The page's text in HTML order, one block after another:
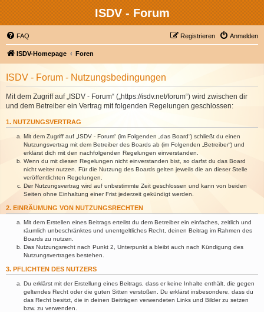
ISDV - Forum
FAQ Anmelden
Registrieren
ISDV-Homepage Foren
ISDV - Forum - Nutzungsbedingungen
Mit dem Zugriff auf „ISDV - Forum“ („https://isdv.net/forum“) wird zwischen dir
und dem Betreiber ein Vertrag mit folgenden Regelungen geschlossen:
1. NUTZUNGSVERTRAG
Mit dem Zugriff auf „ISDV - Forum“ (im Folgenden „das Board“) schließt du einen
Nutzungsvertrag mit dem Betreiber des Boards ab (im Folgenden „Betreiber“) und
erklärst dich mit den nachfolgenden Regelungen einverstanden.
Wenn du mit diesen Regelungen nicht einverstanden bist, so darfst du das Board
nicht weiter nutzen. Für die Nutzung des Boards gelten jeweils die an dieser Stelle
veröffentlichten Regelungen.
Der Nutzungsvertrag wird auf unbestimmte Zeit geschlossen und kann von beiden
Seiten ohne Einhaltung einer Frist jederzeit gekündigt werden.
2. EINRÄUMUNG VON NUTZUNGSRECHTEN
Mit dem Erstellen eines Beitrags erteilst du dem Betreiber ein einfaches, zeitlich und
räumlich unbeschränktes und unentgeltliches Recht, deinen Beitrag im Rahmen des
Boards zu nutzen.
Das Nutzungsrecht nach Punkt 2, Unterpunkt a bleibt auch nach Kündigung des
Nutzungsvertrages bestehen.
3. PFLICHTEN DES NUTZERS
Du erklärst mit der Erstellung eines Beitrags, dass er keine Inhalte enthält, die gegen
geltendes Recht oder die guten Sitten verstoßen. Du erklärst insbesondere, dass du
das Recht besitzt, die in deinen Beiträgen verwendeten Links und Bilder zu setzen
bzw. zu verwenden.